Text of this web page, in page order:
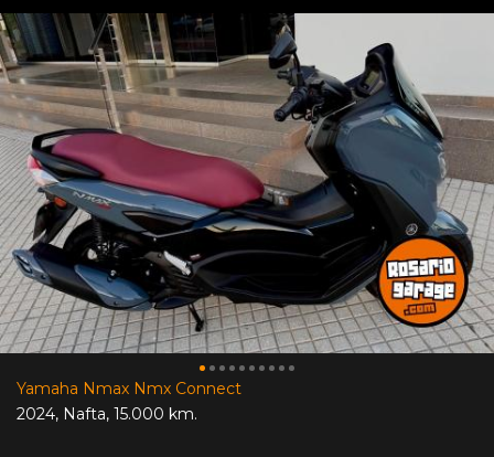
Yamaha Nmax Nmx Connect
2024, Nafta, 15.000 km.